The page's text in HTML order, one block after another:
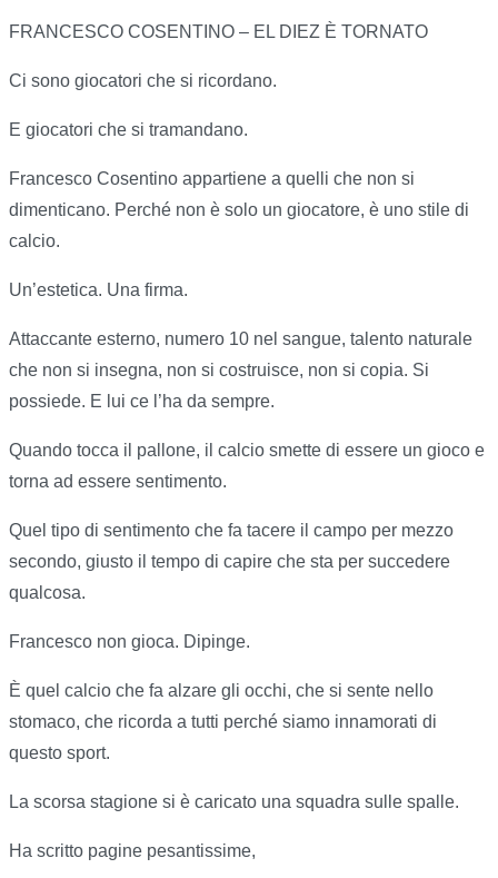
FRANCESCO COSENTINO – EL DIEZ È TORNATO
Ci sono giocatori che si ricordano.
E giocatori che si tramandano.
Francesco Cosentino appartiene a quelli che non si
dimenticano. Perché non è solo un giocatore, è uno stile di
calcio.
Un’estetica. Una firma.
Attaccante esterno, numero 10 nel sangue, talento naturale
che non si insegna, non si costruisce, non si copia. Si
possiede. E lui ce l’ha da sempre.
Quando tocca il pallone, il calcio smette di essere un gioco e
torna ad essere sentimento.
Quel tipo di sentimento che fa tacere il campo per mezzo
secondo, giusto il tempo di capire che sta per succedere
qualcosa.
Francesco non gioca. Dipinge.
È quel calcio che fa alzare gli occhi, che si sente nello
stomaco, che ricorda a tutti perché siamo innamorati di
questo sport.
La scorsa stagione si è caricato una squadra sulle spalle.
Ha scritto pagine pesantissime,